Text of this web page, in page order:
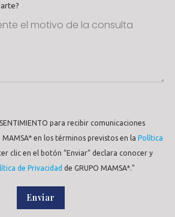
para recibir comunicaciones
MAMSA* en los términos previstos en la Política
clic en el botón “Enviar” declara conocer y
de Privacidad de GRUPO MAMSA*."